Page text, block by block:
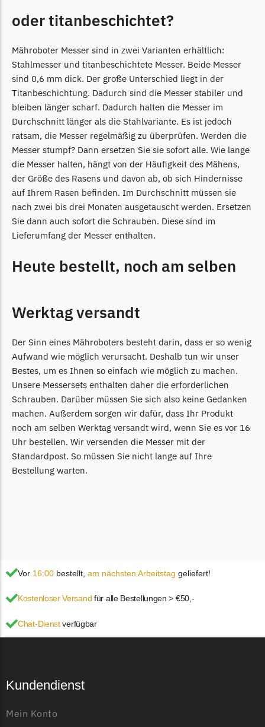
Orbex Messer
Philips
Philips Messer
Begrenzungsdraht
Powerplus
Powerplus Messer
Begrenzungsdraht
Powerworks
Powerworks Messer
Begrenzungsdraht
Robomow
Robomow Messer
Scheppach Messer
Segway
Segway Navimow Messer
Sunseeker
Sunseeker Messer
TECH Line
TECH Line Messer
Begrenzungsdraht
WOLF-Garten
Yardforce
Begrenzungsdraht
oder titanbeschichtet?
Mähroboter Messer sind in zwei Varianten erhältlich:
Stahlmesser und titanbeschichtete Messer. Beide Messer
sind 0,6 mm dick. Der große Unterschied liegt in der
Titanbeschichtung. Dadurch sind die Messer stabiler und
bleiben länger scharf. Dadurch halten die Messer im
Durchschnitt länger als die Stahlvariante. Es ist jedoch
ratsam, die Messer regelmäßig zu überprüfen. Werden die
Messer stumpf? Dann ersetzen Sie sie sofort alle. Wie lange
die Messer halten, hängt von der Häufigkeit des Mähens,
der Größe des Rasens und davon ab, ob sich Hindernisse
auf Ihrem Rasen befinden. Im Durchschnitt müssen sie
nach zwei bis drei Monaten ausgetauscht werden. Ersetzen
Sie dann auch sofort die Schrauben. Diese sind im
Lieferumfang der Messer enthalten.
Heute bestellt, noch am selben
Werktag versandt
Der Sinn eines Mähroboters besteht darin, dass er so wenig
Aufwand wie möglich verursacht. Deshalb tun wir unser
Bestes, um es Ihnen so einfach wie möglich zu machen.
Unsere Messersets enthalten daher die erforderlichen
Schrauben. Darüber müssen Sie sich also keine Gedanken
machen. Außerdem sorgen wir dafür, dass Ihr Produkt
noch am selben Werktag versandt wird, wenn Sie es vor 16
Uhr bestellen. Wir versenden die Messer mit der
Standardpost. So müssen Sie nicht lange auf Ihre
Bestellung warten.
Vor 16:00 bestellt, am nächsten Arbeitstag geliefert!
Kostenloser Versand für alle Bestellungen > €50,-
Chat-Dienstverfügbar
Kundendienst
Mein Konto